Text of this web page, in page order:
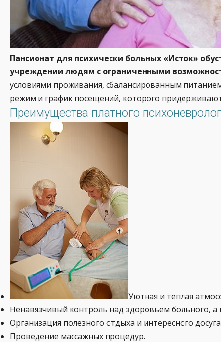
Пансионат для психически больных «Исток»
учреждении людям с ограниченными
условиями проживания, сбалансированным
режим и график посещений, которого
Преимущества платного
Уютная и теплая
Ненавязчивый контроль над здоровьем больного,
Организация полезного отдыха и интересного
Проведение массажных процедур.